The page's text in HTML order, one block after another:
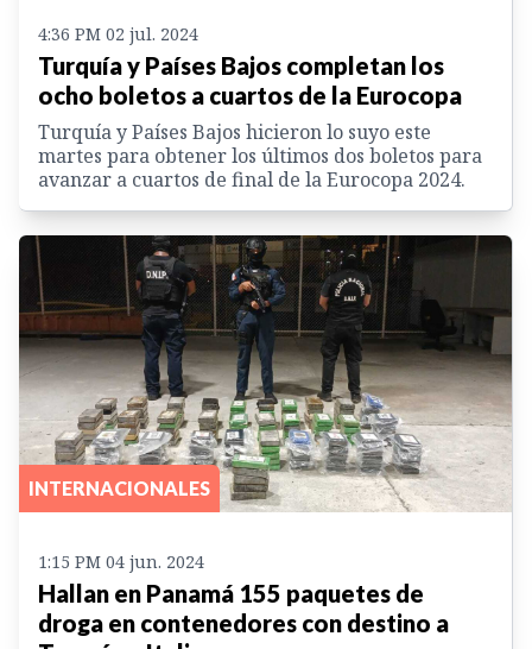
4:36 PM 02 jul. 2024
Turquía y Países Bajos completan los
ocho boletos a cuartos de la Eurocopa
Turquía y Países Bajos hicieron lo suyo este
martes para obtener los últimos dos boletos para
avanzar a cuartos de final de la Eurocopa 2024.
INTERNACIONALES
1:15 PM 04 jun. 2024
Hallan en Panamá 155 paquetes de
droga en contenedores con destino a